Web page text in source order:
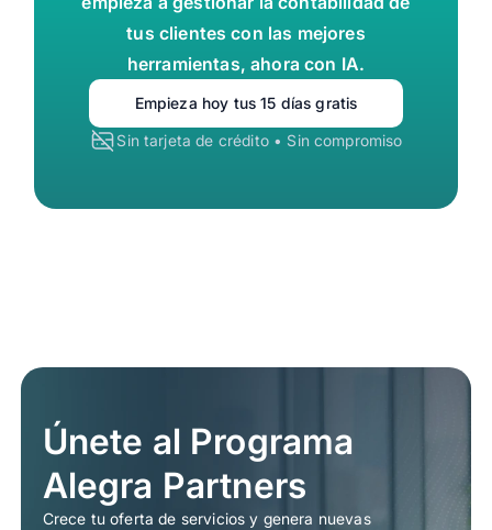
tus clientes con las mejores
herramientas, ahora con IA.
Empieza hoy tus 15 días gratis
Sin tarjeta de crédito • Sin compromiso
Únete al Programa
Alegra Partners
Crece tu oferta de servicios y genera nuevas